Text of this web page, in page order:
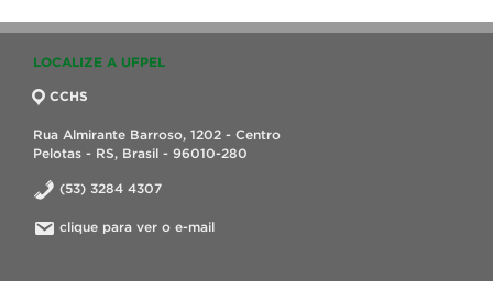
LOCALIZE A UFPEL
CCHS
Rua Almirante Barroso, 1202 - Centro
Pelotas - RS, Brasil - 96010-280
(53) 3284 4307
clique para ver o e-mail